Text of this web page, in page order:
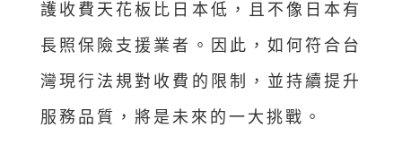
護收費天花板比日本低，且不像日本有
長照保險支援業者。因此，如何符合台
灣現行法規對收費的限制，並持續提升
服務品質，將是未來的一大挑戰。